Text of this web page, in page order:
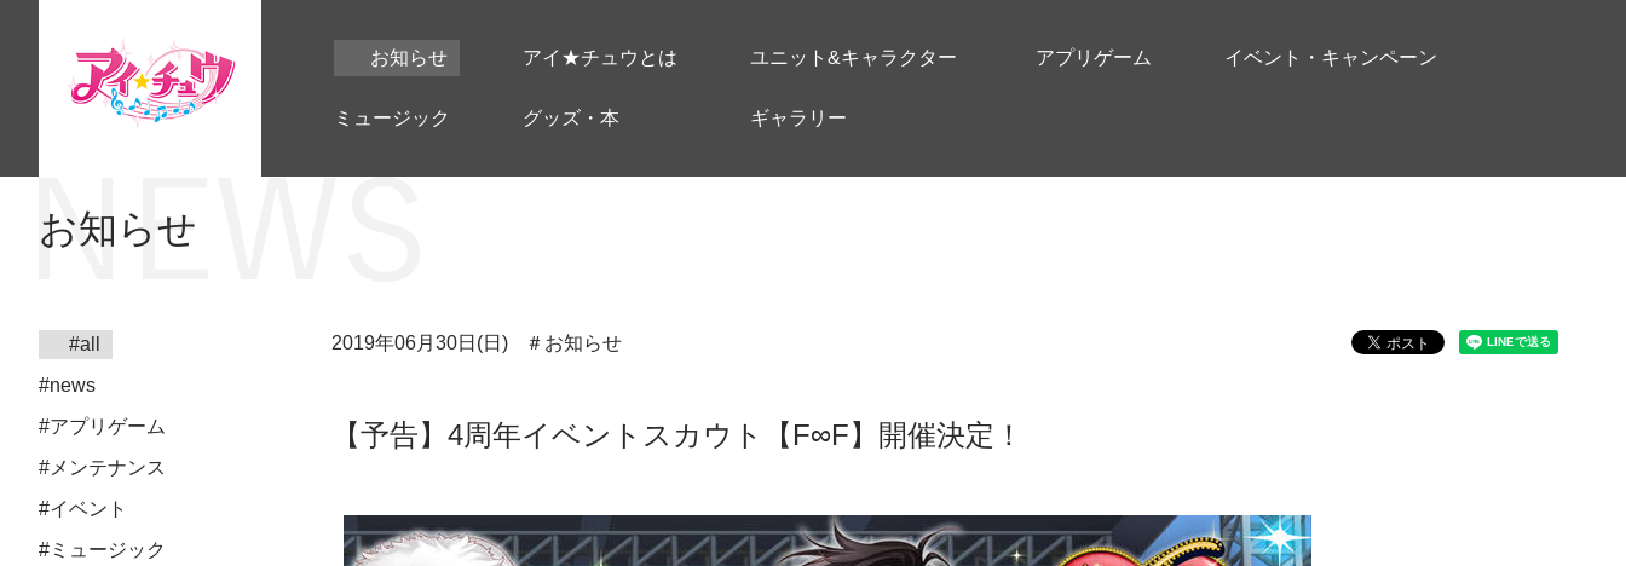
お知らせ アイ★チュウとは ユニット&キャラクター アプリゲーム イベント・キャンペーン
ミュージック グッズ・本 ギャラリー
お知らせ
#all
#news
#アプリゲーム
#メンテナンス
#イベント
#ミュージック
2019年06月30日(日) ＃お知らせ
【予告】4周年イベントスカウト【F∞F】開催決定！